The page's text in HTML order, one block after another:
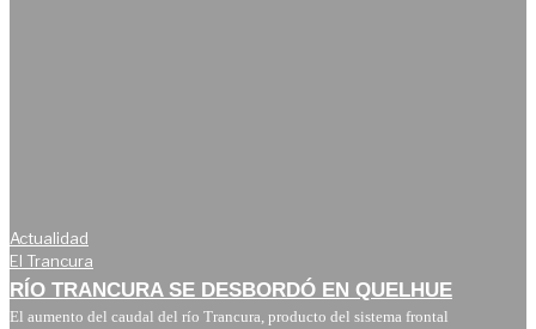
Actualidad
El Trancura
RÍO TRANCURA SE DESBORDÓ EN QUELHUE
El aumento del caudal del río Trancura, producto del sistema frontal